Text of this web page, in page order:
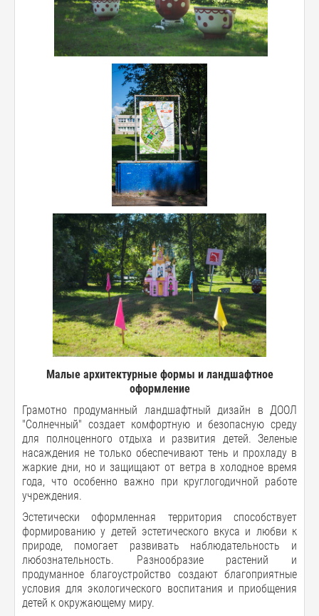
Малые архитектурные формы и ландшафтное
оформление
Грамотно продуманный ландшафтный дизайн в ДООЛ
"Солнечный" создает комфортную и безопасную среду
для полноценного отдыха и развития детей. Зеленые
насаждения не только обеспечивают тень и прохладу в
жаркие дни, но и защищают от ветра в холодное время
года, что особенно важно при круглогодичной работе
учреждения.
Эстетически оформленная территория способствует
формированию у детей эстетического вкуса и любви к
природе, помогает развивать наблюдательность и
любознательность. Разнообразие растений и
продуманное благоустройство создают благоприятные
условия для экологического воспитания и приобщения
детей к окружающему миру.